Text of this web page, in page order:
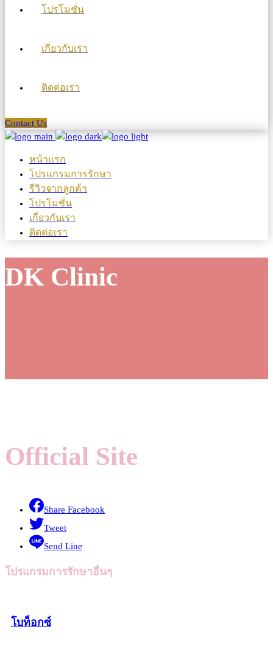
โปรโมชั่น
เกี่ยวกับเรา
ติดต่อเรา
Contact Us
หน้าแรก
โปรแกรมการรักษา
รีวิวจากลูกค้า
โปรโมชั่น
เกี่ยวกับเรา
ติดต่อเรา
DK Clinic
Official Site
Share Facebook
Tweet
Send Line
โปรแกรมการรักษาอื่นๆ
โบท็อกซ์